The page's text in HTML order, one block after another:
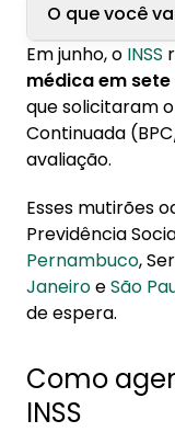
O que você
1. Como
2. Datas e
Janeiro
4. Connheça
Em junho, o INSS
médica em
que solicitaram
Continuada
avaliação.
Esses mutirões
Previdência
Pernambuco,
JaneiroeSão
de espera.
Como
INSS